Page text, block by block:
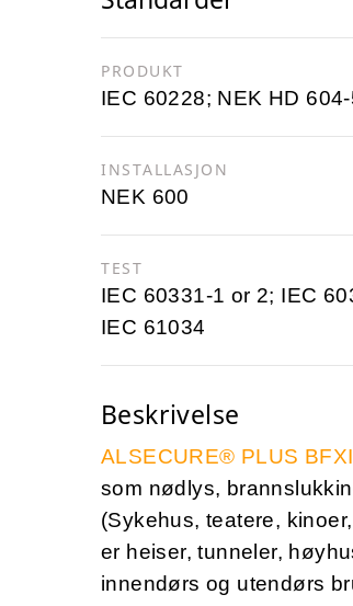
PRODUKT
IEC 60228; NEK HD
INSTALLASJON
NEK 600
TEST
IEC 60331-1 or 2; IEC
IEC 61034
Beskrivelse
ALSECURE® PLUS
som nødlys,
(Sykehus, teatere,
er heiser, tunneler,
innendørs og utendørs